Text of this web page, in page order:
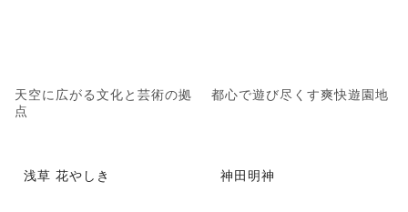
天空に広がる文化と芸術の拠
点
都心で遊び尽くす爽快遊園地
浅草 花やしき 神田明神